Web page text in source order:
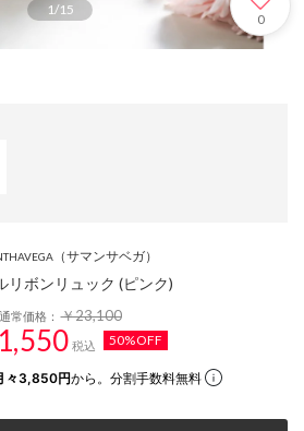
1/15
0
（サマンサベガ）
リボンリュック (ピンク)
通常価格：￥23,100
税込 50%OFF
々3,850円から。分割手数料無料